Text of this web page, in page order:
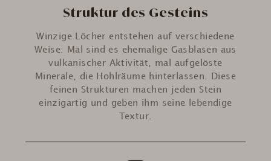
Struktur des Gesteins
Winzige Löcher entstehen auf verschiedene
Weise: Mal sind es ehemalige Gasblasen aus
vulkanischer Aktivität, mal aufgelöste
Minerale, die Hohlräume hinterlassen. Diese
feinen Strukturen machen jeden Stein
einzigartig und geben ihm seine lebendige
Textur.